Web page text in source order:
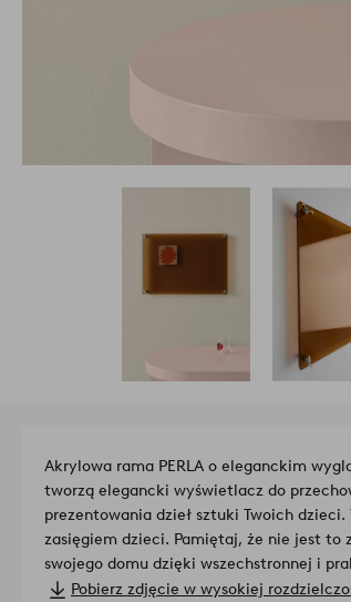
Akrylowa rama PERLA o eleganckim
tworzą elegancki wyświetlacz do
prezentowania dzieł sztuki Twoich
zasięgiem dzieci. Pamiętaj, że nie jest to
swojego domu dzięki wszechstronnej i
Długość/głębokość: 34.0 X szerokość:
Pobierz zdjęcie w wysokiej